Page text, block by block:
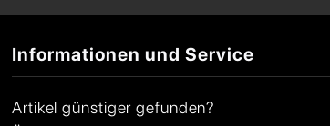
Informationen und Service
Artikel günstiger gefunden?